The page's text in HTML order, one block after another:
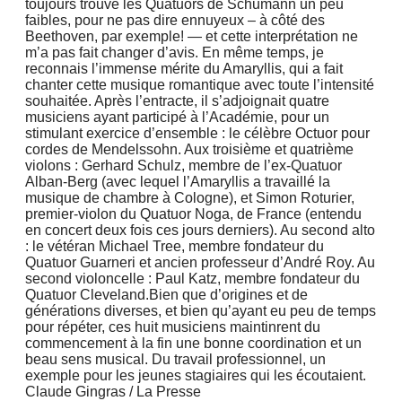
toujours trouvé les Quatuors de Schumann un peu
faibles, pour ne pas dire ennuyeux – à côté des
Beethoven, par exemple! — et cette interprétation ne
m’a pas fait changer d’avis. En même temps, je
reconnais l’immense mérite du Amaryllis, qui a fait
chanter cette musique romantique avec toute l’intensité
souhaitée. Après l’entracte, il s’adjoignait quatre
musiciens ayant participé à l’Académie, pour un
stimulant exercice d’ensemble : le célèbre Octuor pour
cordes de Mendelssohn. Aux troisième et quatrième
violons : Gerhard Schulz, membre de l’ex-Quatuor
Alban-Berg (avec lequel l’Amaryllis a travaillé la
musique de chambre à Cologne), et Simon Roturier,
premier-violon du Quatuor Noga, de France (entendu
en concert deux fois ces jours derniers). Au second alto
: le vétéran Michael Tree, membre fondateur du
Quatuor Guarneri et ancien professeur d’André Roy. Au
second violoncelle : Paul Katz, membre fondateur du
Quatuor Cleveland.Bien que d’origines et de
générations diverses, et bien qu’ayant eu peu de temps
pour répéter, ces huit musiciens maintinrent du
commencement à la fin une bonne coordination et un
beau sens musical. Du travail professionnel, un
exemple pour les jeunes stagiaires qui les écoutaient.
Claude Gingras / La Presse